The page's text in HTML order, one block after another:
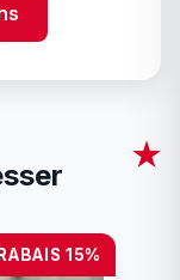
★
RABAIS 15%